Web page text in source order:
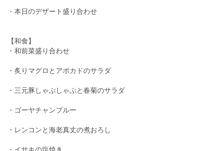
・本日のデザート盛り合わせ
【和食】
・和前菜盛り合わせ
・炙りマグロとアボカドのサラダ
・三元豚しゃぶしゃぶと春菊のサラダ
・ゴーヤチャンプルー
・レンコンと海老真丈の煮おろし